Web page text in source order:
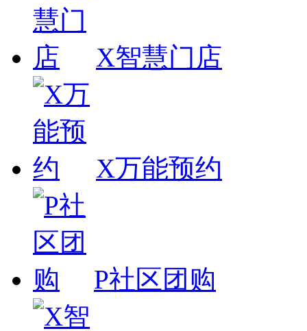
X智慧门店
X万能预约
P社区团购